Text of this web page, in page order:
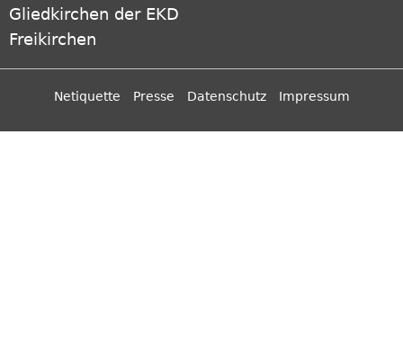
Gliedkirchen der EKD
Freikirchen
Netiquette Presse Datenschutz Impressum